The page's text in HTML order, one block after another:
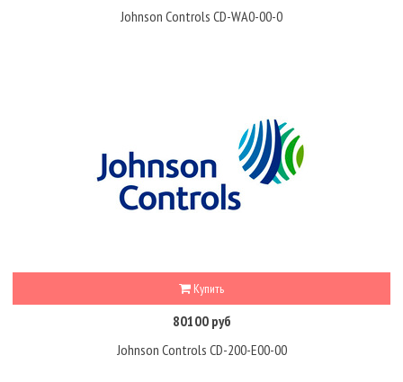
Johnson Controls CD-WA0-00-0
Купить
80100 руб
Johnson Controls CD-200-E00-00